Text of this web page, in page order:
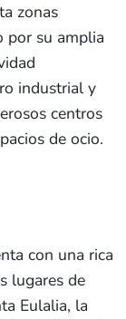
zonas
por su amplia
industrial y
centros
de ocio.
con una rica
lugares de
Eulalia, la